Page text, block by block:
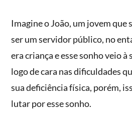
Imagine o João, um jovem que
ser um servidor público, no
era criança e esse sonho veio à
logo de cara nas dificuldades
sua deficiência física, porém,
lutar por esse sonho.